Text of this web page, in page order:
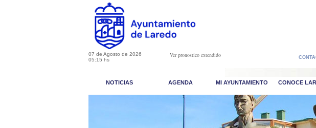
07 de Agosto de 2026
05:15 hs
Ver pronostico extendido
NOTICIAS AGENDA MI AYUNTAMIENTO CONOCE